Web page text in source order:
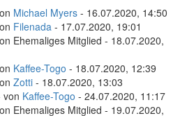
Michael Myers - 16.07.2020, 14:50
Filenada - 17.07.2020, 19:01
Ehemaliges Mitglied - 18.07.2020,
Kaffee-Togo - 18.07.2020, 12:39
Zotti - 18.07.2020, 13:03
von Kaffee-Togo - 24.07.2020, 11:17
Ehemaliges Mitglied - 19.07.2020,